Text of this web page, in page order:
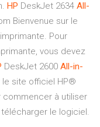
HP DeskJet 2634 All-
Bienvenue sur le
Pour
vous devez
DeskJet 2600 All-in-
le site officiel HP®
commencer à utiliser
le logiciel.